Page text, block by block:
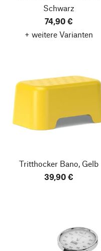
Schwarz
74,90 €
+ weitere Varianten
Tritthocker Bano, Gelb
39,90 €